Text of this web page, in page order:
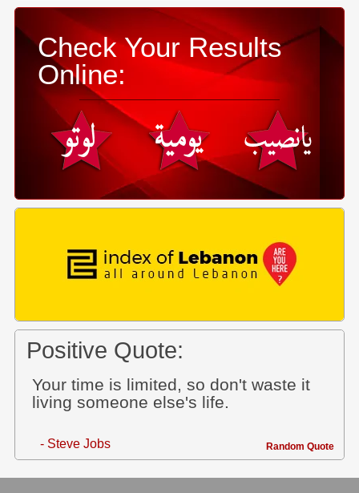
Check Your Results
Online:
Positive Quote:
Your time is limited, so don't waste it
living someone else's life.
- Steve Jobs Random Quote